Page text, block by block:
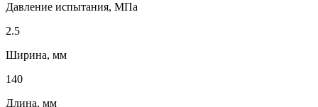
Давление испытания, МПа
2.5
Ширина, мм
140
Длина, мм